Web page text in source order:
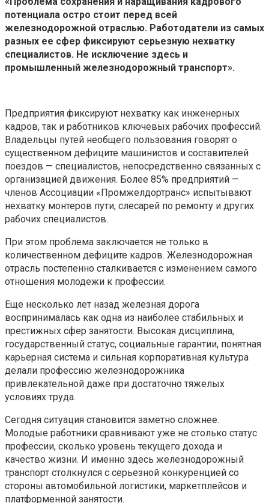
потенциала остро стоит перед всей
железнодорожной отраслью. Работодатели из самых
разных ее сфер фиксируют серьезную нехватку
специалистов. Не исключение здесь и
промышленный железнодорожный транспорт».
Предприятия фиксируют нехватку как инженерных
кадров, так и работников ключевых рабочих профессий.
Владельцы путей необщего пользования говорят о
существенном дефиците машинистов и составителей
поездов — специалистов, непосредственно связанных с
организацией движения. Более 85% предприятий —
членов Ассоциации «Промжелдортранс» испытывают
нехватку монтеров пути, слесарей по ремонту и других
рабочих специалистов.
При этом проблема заключается не только в
количественном дефиците кадров. Железнодорожная
отрасль постепенно сталкивается с изменением самого
отношения молодежи к профессии.
Еще несколько лет назад железная дорога
воспринималась как одна из наиболее стабильных и
престижных сфер занятости. Высокая дисциплина,
государственный статус, социальные гарантии, понятная
карьерная система и сильная корпоративная культура
делали профессию железнодорожника
привлекательной даже при достаточно тяжелых
условиях труда.
Сегодня ситуация становится заметно сложнее.
Молодые работники сравнивают уже не столько статус
профессии, сколько уровень текущего дохода и
качество жизни. И именно здесь железнодорожный
транспорт столкнулся с серьезной конкуренцией со
стороны автомобильной логистики, маркетплейсов и
платформенной занятости.